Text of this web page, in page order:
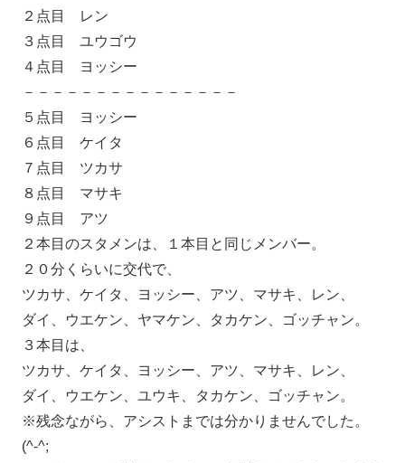
２点目 レン
３点目 ユウゴウ
４点目 ヨッシー
－－－－－－－－－－－－－－－
５点目 ヨッシー
６点目 ケイタ
７点目 ツカサ
８点目 マサキ
９点目 アツ
２本目のスタメンは、１本目と同じメンバー。
２０分くらいに交代で、
ツカサ、ケイタ、ヨッシー、アツ、マサキ、レン、
ダイ、ウエケン、ヤマケン、タカケン、ゴッチャン。
３本目は、
ツカサ、ケイタ、ヨッシー、アツ、マサキ、レン、
ダイ、ウエケン、ユウキ、タカケン、ゴッチャン。
※残念ながら、アシストまでは分かりませんでした。
(^-^;